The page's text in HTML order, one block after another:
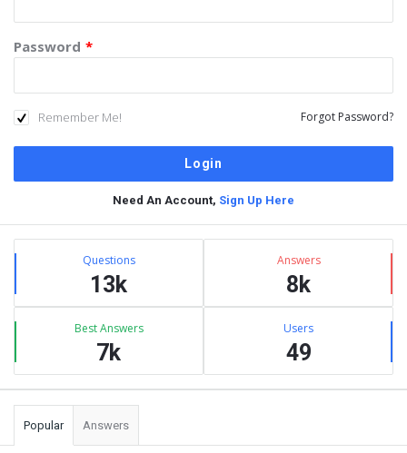
Password *
Remember Me! Forgot Password?
Need An Account, Sign Up Here
Sidebar
Stats Questions
13k
Answers
8k
Best Answers
7k
Users
49
Popular Answers